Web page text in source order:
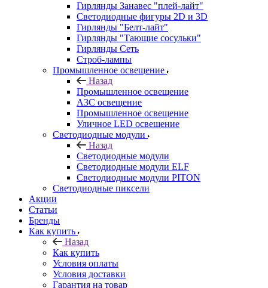
Гирлянды Занавес "плей-лайт"
Светодиодные фигуры 2D и 3D
Гирлянды "Белт-лайт"
Гирлянды "Тающие сосульки"
Гирлянды Сеть
Строб-лампы
Промышленное освещение
Назад
Промышленное освещение
АЗС освещение
Промышленное освещение
Уличное LED освещение
Светодиодные модули
Назад
Светодиодные модули
Светодиодные модули ELF
Светодиодные модули PITON
Светодиодные пиксели
Акции
Статьи
Бренды
Как купить
Назад
Как купить
Условия оплаты
Условия доставки
Гарантия на товар